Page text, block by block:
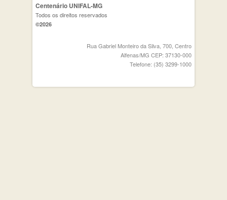
Centenário UNIFAL-MG
Todos os direitos reservados
©2026
Rua Gabriel Monteiro da Silva, 700, Centro
Alfenas/MG CEP: 37130-000
Telefone: (35) 3299-1000